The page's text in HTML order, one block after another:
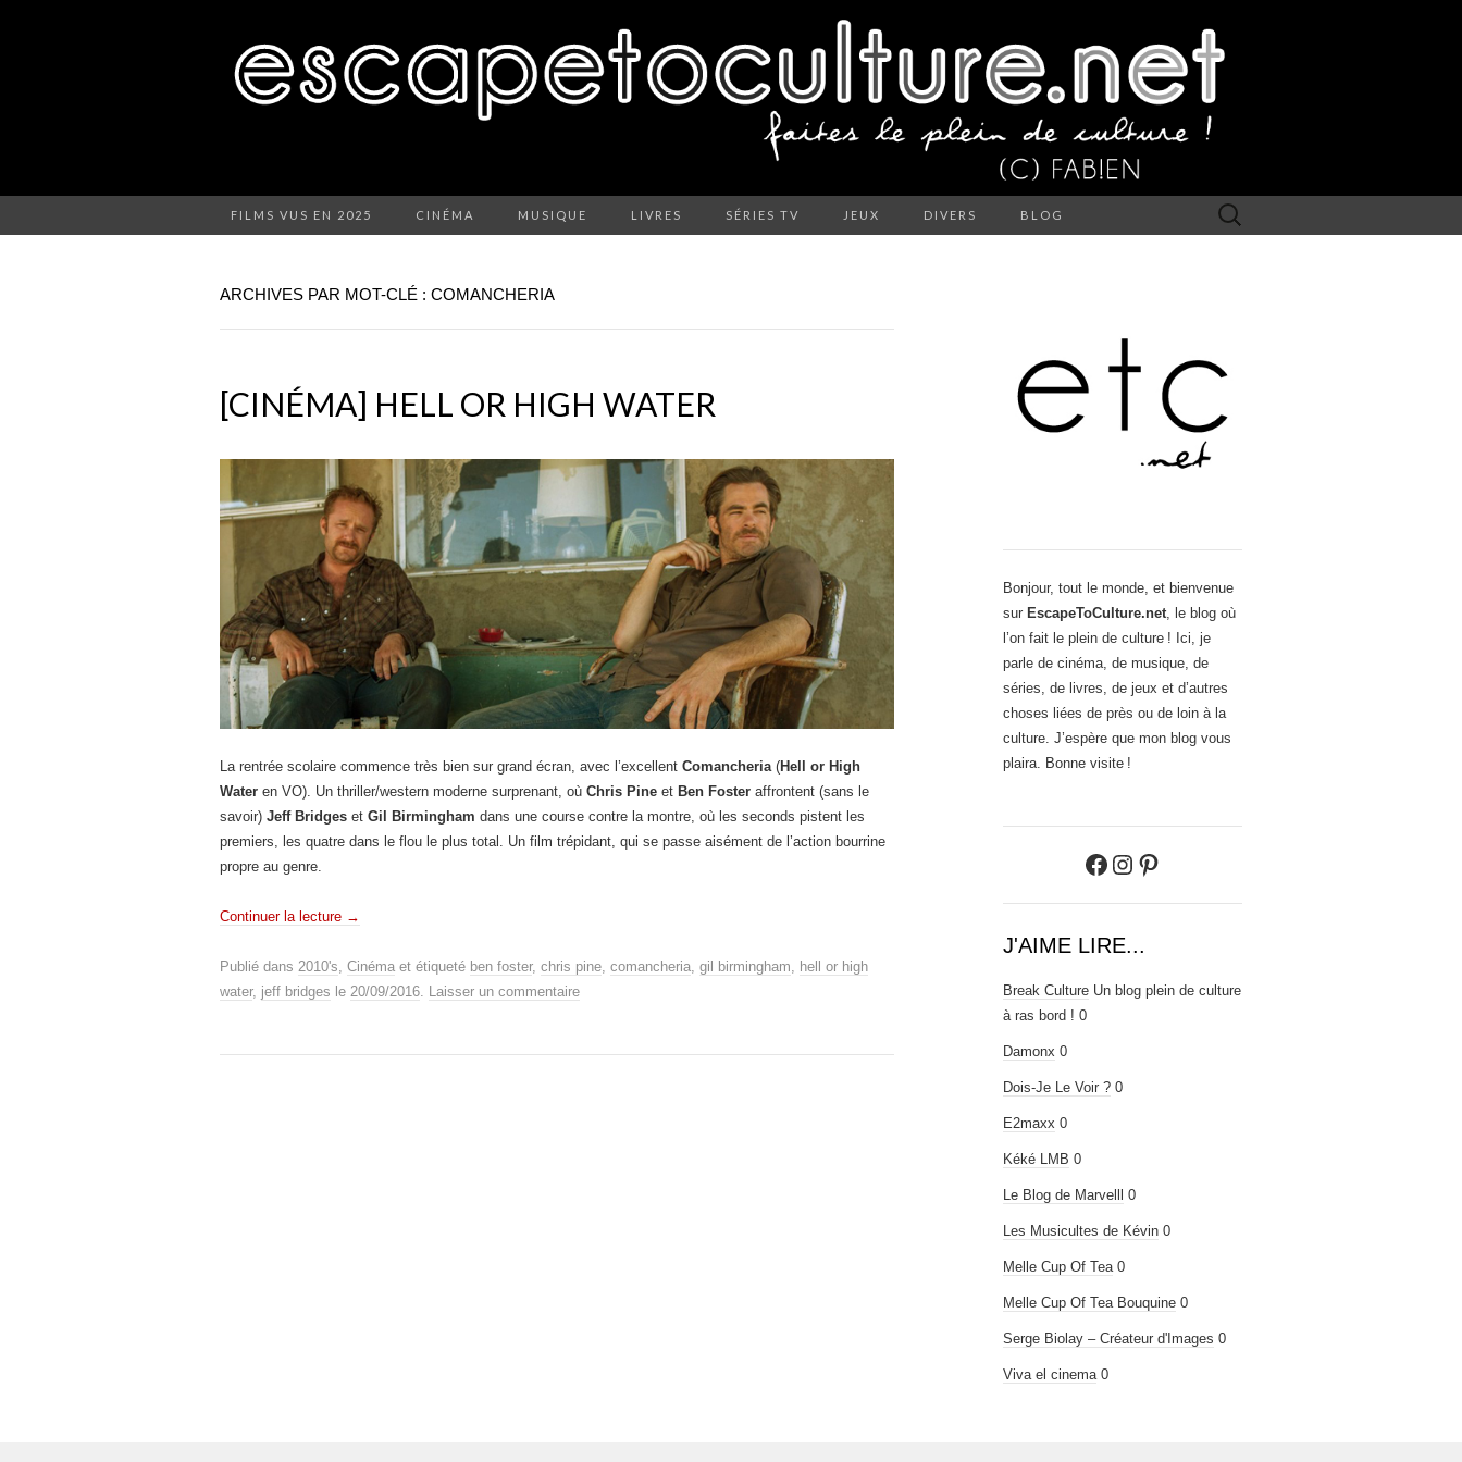
FILMS VUS EN 2025 CINÉMA MUSIQUE LIVRES SÉRIES TV JEUX DIVERS BLOG Rechercher :
ARCHIVES PAR MOT-CLÉ : COMANCHERIA
[CINÉMA] HELL OR HIGH WATER
La rentrée scolaire commence très bien sur grand écran, avec l’excellent Comancheria (Hell or High
Water en VO). Un thriller/western moderne surprenant, où Chris Pine et Ben Foster affrontent (sans le
savoir) Jeff Bridges et Gil Birmingham dans une course contre la montre, où les seconds pistent les
premiers, les quatre dans le flou le plus total. Un film trépidant, qui se passe aisément de l’action bourrine
propre au genre.
Continuer la lecture →
Publié dans 2010's Cinéma et étiqueté ben foster, chris pine comancheria gil birmingham
hell or high
water, jeff bridges le 20/09/2016 Laisser un commentaire
Bonjour, tout le monde, et bienvenue
sur EscapeToCulture.net , le blog où
l’on fait le plein de culture ! Ici, je
parle de cinéma, de musique, de
séries, de livres, de jeux et d’autres
choses liées de près ou de loin à la
culture. J’espère que mon blog vous
plaira. Bonne visite !
Facebook
Instagram
Pinterest
J'AIME LIRE...
Break Culture Un blog plein de culture
à ras bord ! 0
Damonx 0
Dois-Je Le Voir ? 0
E2maxx 0
Kéké LMB 0
Le Blog de Marvelll 0
Les Musicultes de Kévin 0
Melle Cup Of Tea 0
Melle Cup Of Tea Bouquine 0
Serge Biolay – Créateur d'Images 0
Viva el cinema 0